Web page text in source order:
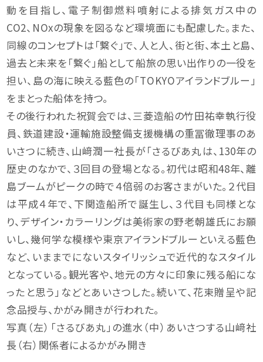
動を目指し、電子制御燃料噴射による排気ガス中の
CO2、NOxの現象を図るなど環境面にも配慮した。また、
同線のコンセプトは「繋ぐ」で、人と人、街と街、本土と島、
過去と未来を「繋ぐ」船として船旅の思い出作りの一役を
担い、島の海に映える藍色の「TOKYOアイランドブルー」
をまとった船体を持つ。
その後行われた祝賀会では、三菱造船の竹田祐幸執行役
員、鉄道建設・運輸施設整備支援機構の重冨徹理事のあ
いさつに続き、山﨑潤一社長が「さるびあ丸は、130年の
歴史のなかで、３回目の登場となる。初代は昭和48年、離
島ブームがピークの時で４倍弱のお客さまがいた。２代目
は平成４年で、下関造船所で誕生し、３代目も同様とな
り、デザイン・カラーリングは美術家の野老朝雄氏にお願
いし、幾何学な模様や東京アイランドブルーといえる藍色
など、いままでにないスタイリッシュで近代的なスタイル
となっている。観光客や、地元の方々に印象に残る船にな
ったと思う」などとあいさつした。続いて、花束贈呈や記
念品授与、かがみ開きが行われた。
写真（左）「さるびあ丸」の進水（中）あいさつする山﨑社
長（右）関係者によるかがみ開き